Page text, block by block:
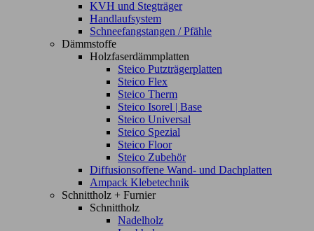
KVH und Stegträger
Handlaufsystem
Schneefangstangen / Pfähle
Dämmstoffe
Holzfaserdämmplatten
Steico Putzträgerplatten
Steico Flex
Steico Therm
Steico Isorel | Base
Steico Universal
Steico Spezial
Steico Floor
Steico Zubehör
Diffusionsoffene Wand- und Dachplatten
Ampack Klebetechnik
Schnittholz + Furnier
Schnittholz
Nadelholz